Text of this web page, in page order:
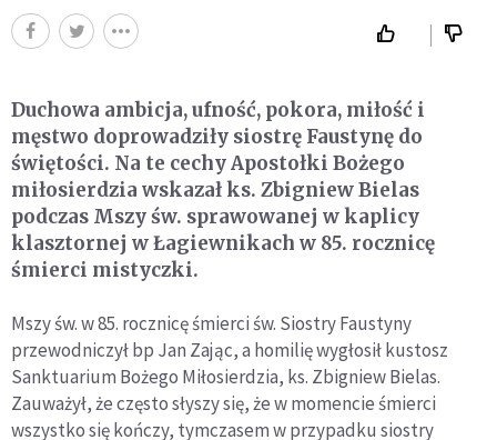
Duchowa ambicja, ufność, pokora, miłość i
męstwo doprowadziły siostrę Faustynę do
świętości. Na te cechy Apostołki Bożego
miłosierdzia wskazał ks. Zbigniew Bielas
podczas Mszy św. sprawowanej w kaplicy
klasztornej w Łagiewnikach w 85. rocznicę
śmierci mistyczki.
Mszy św. w 85. rocznicę śmierci św. Siostry Faustyny
przewodniczył bp Jan Zając, a homilię wygłosił kustosz
Sanktuarium Bożego Miłosierdzia, ks. Zbigniew Bielas.
Zauważył, że często słyszy się, że w momencie śmierci
wszystko się kończy, tymczasem w przypadku siostry